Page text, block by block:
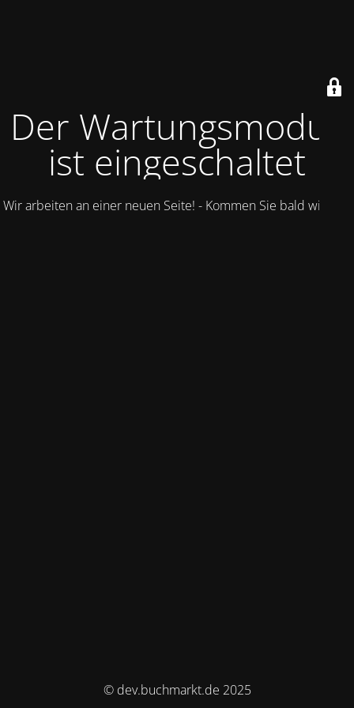
Der Wartungsmodus
ist eingeschaltet
Wir arbeiten an einer neuen Seite! - Kommen Sie bald wieder.
© dev.buchmarkt.de 2025